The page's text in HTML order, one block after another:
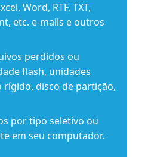
Word, RTF, TXT,
etc. e-mails e outros
perdidos ou
flash, unidades
rígido, disco de partição,
por tipo seletivo ou
em seu computador.